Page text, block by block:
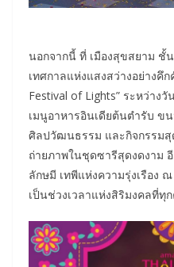
นอกจากนี้ ที่ เมืองสุขสยาม ชั้
เทศกาลแห่งแสงสว่างอย่างคึ
Festival of Lights” ระหว่าง
เมนูอาหารอินเดียต้นตำรับ ข
ศิลปวัฒนธรรม และกิจกรรมสุ
ถ่ายภาพในชุดซารีสุดงดงาม
ลักษมี เทพีแห่งความรุ่งเรือง
เป็นช่วงเวลาแห่งสิริมงคลที่ทุ